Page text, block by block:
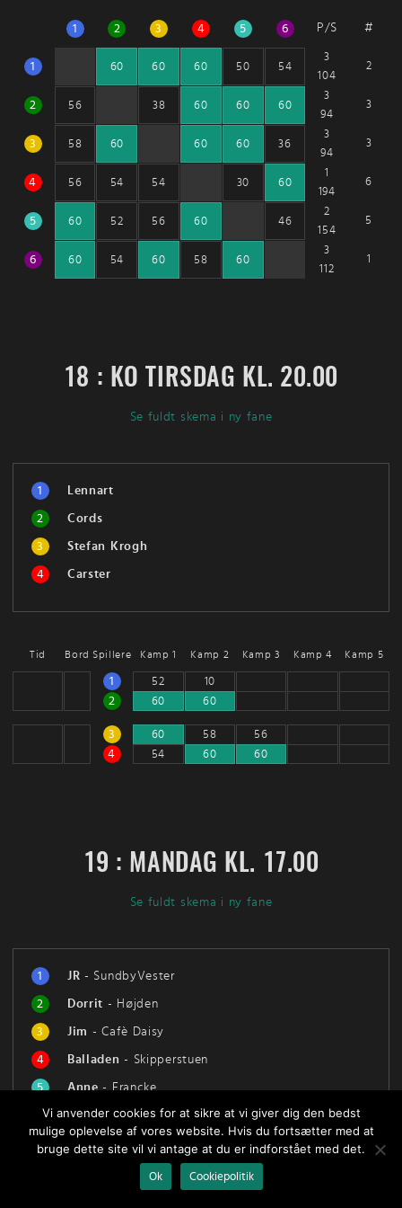
1 2 3 4 5 6 P/S #
1 60 60 60 50 54
3
104
2
2 56 38 60 60 60
3
94
3
3 58 60 60 60 36
3
94
3
4 56 54 54 30 60
1
194
6
5 60 52 56 60 46
2
154
5
6 60 54 60 58 60
3
112
1
18 : KO TIRSDAG KL. 20.00
Se fuldt skema i ny fane
1
Lennart
2
Cords
3
Stefan Krogh
4
Carster
Tid Bord Spillere Kamp 1 Kamp 2 Kamp 3 Kamp 4 Kamp 5
1
2
52
60
10
60
3
4
60
54
58
60
56
60
19 : MANDAG KL. 17.00
Se fuldt skema i ny fane
1 JR - SundbyVester
2
Dorrit - Højden
3
Jim -Cafè Daisy
4
Balladen - Skipperstuen
5
Anne -Francke
6
Adelaide -Spanien
Vi anvender cookies for at sikre at vi giver dig den bedst
mulige oplevelse af vores website. Hvis du fortsætter med at
bruge dette site vil vi antage at du er indforstået med det.
Ok
Cookiepolitik